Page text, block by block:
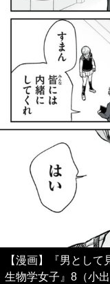
【漫画】『男とし
生物学女子』8（小